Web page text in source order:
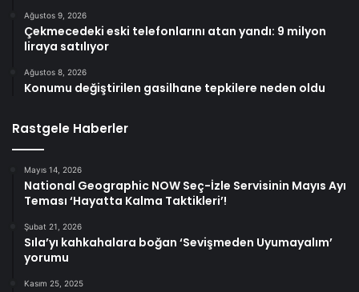
Ağustos 9, 2026
Çekmecedeki eski telefonlarını atan yandı: 9 milyon
liraya satılıyor
Ağustos 8, 2026
Konumu değiştirilen gasilhane tepkilere neden oldu
Rastgele Haberler
Mayıs 14, 2026
National Geographic NOW Seç-İzle Servisinin Mayıs Ayı
Teması ‘Hayatta Kalma Taktikleri’!
Şubat 21, 2026
Sıla’yı kahkahalara boğan ‘Sevişmeden Uyumayalım’
yorumu
Kasım 25, 2025